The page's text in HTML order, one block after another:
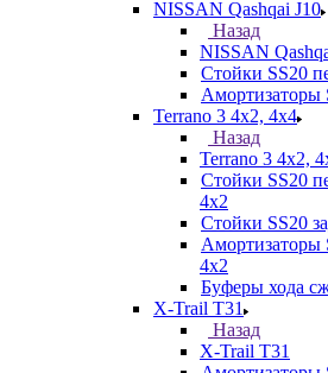
NISSAN Qashqai J10
Назад
NISSAN
Стойки SS20
Амортизаторы
Terrano 3 4х2, 4х4
Назад
Terrano 3 4х2,
Стойки SS20
4x2
Стойки SS20
Амортизаторы
4х2
Буферы хода
X-Trail T31
Назад
X-Trail T31